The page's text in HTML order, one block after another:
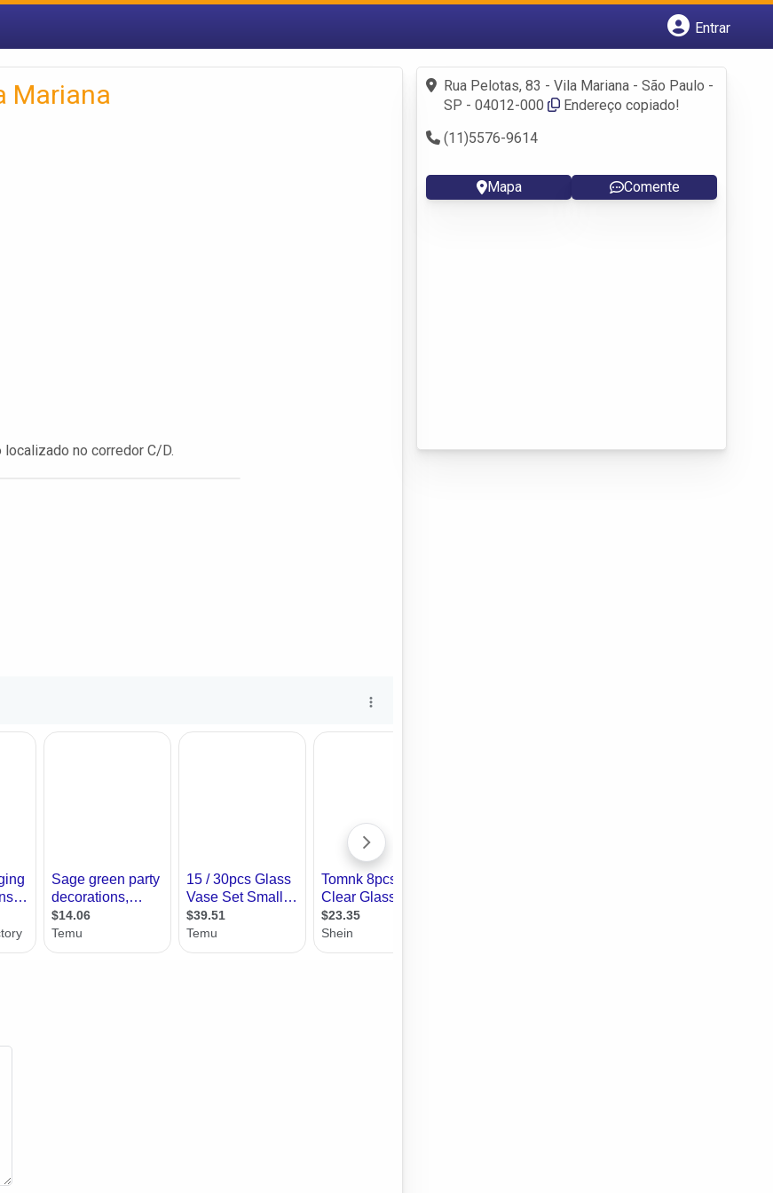
Entrar
Fazer login
Criar conta
Mariana
localizado no corredor C/D.
Rua Pelotas, 83 - Vila Mariana - São Paulo -
SP - 04012-000
Endereço copiado!
(11)5576-9614
Mapa Comente